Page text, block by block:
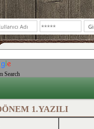
Search
1.YAZILI